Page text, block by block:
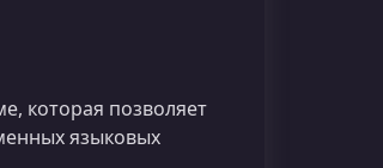
которая позволяет
языковых